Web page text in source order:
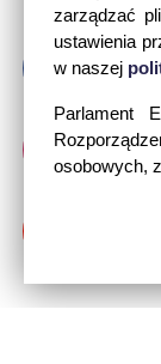
zarządzać
ustawienia
w naszej
Parlament
osobowych,